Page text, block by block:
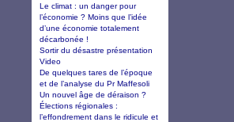
Le climat : un danger pour
l’économie ? Moins que l’idée
d’une économie totalement
décarbonée !
Sortir du désastre présentation
Video
De quelques tares de l’époque
et de l’analyse du Pr Maffesoli
Un nouvel âge de déraison ?
Élections régionales :
l’effondrement dans le ridicule et